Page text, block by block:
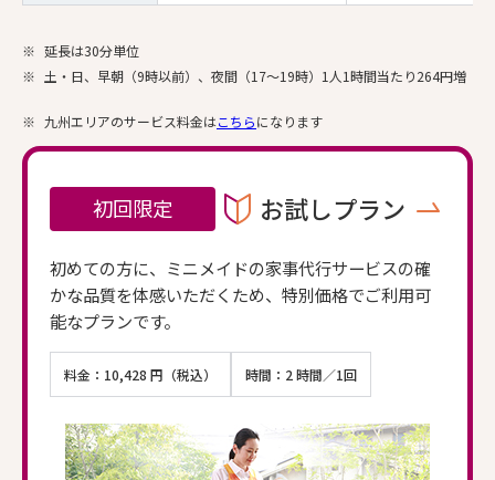
※ 延長は30分単位
※ 土・日、早朝（9時以前）、夜間（17～19時）1人1時間当たり264円増
※ 九州エリアのサービス料金はこちらになります
初回限定 お試しプラン
初めての方に、ミニメイドの家事代行サービスの確
かな品質を体感いただくため、特別価格でご利用可
能なプランです。
料金：10,428 円（税込） 時間：2 時間／1回